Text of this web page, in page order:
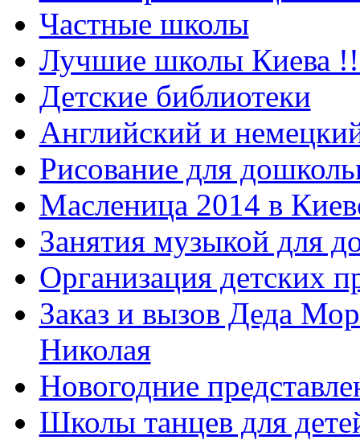
Частные школы
Лучшие школы Киева
Детские библиотеки
Английский и
Рисование для
Масленица 2014 в
Занятия музыкой для
Организация детских
Заказ и вызов Деда
Николая
Новогодние
Школы танцев для